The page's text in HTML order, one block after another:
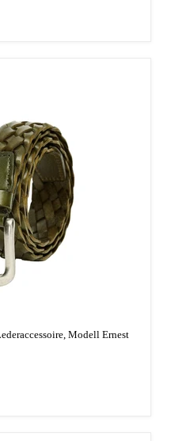
Modell Ernest